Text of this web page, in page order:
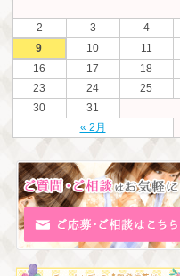
« 2月
2
3 4
9
10 11
16
17 18
23
24 25
30
31